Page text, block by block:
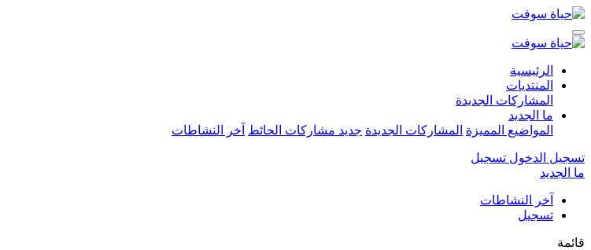
الرئيسية
المنتديات
المشاركات الجديدة
ما الجديد
المواضيع المميزة المشاركات الجديدة جديد مشاركات الحائط آخر النشاطات
تسجيل الدخول تسجيل
ما الجديد
آخر النشاطات
تسجيل
قائمة